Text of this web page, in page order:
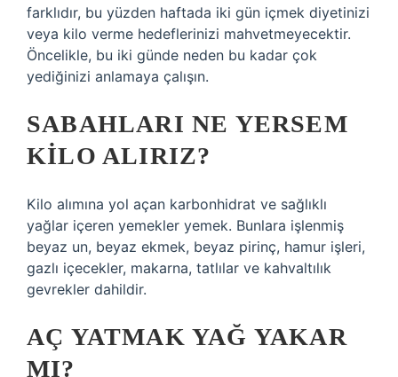
farklıdır, bu yüzden haftada iki gün içmek diyetinizi
veya kilo verme hedeflerinizi mahvetmeyecektir.
Öncelikle, bu iki günde neden bu kadar çok
yediğinizi anlamaya çalışın.
SABAHLARI NE YERSEM
KILO ALIRIZ?
Kilo alımına yol açan karbonhidrat ve sağlıklı
yağlar içeren yemekler yemek. Bunlara işlenmiş
beyaz un, beyaz ekmek, beyaz pirinç, hamur işleri,
gazlı içecekler, makarna, tatlılar ve kahvaltılık
gevrekler dahildir.
AÇ YATMAK YAĞ YAKAR
MI?